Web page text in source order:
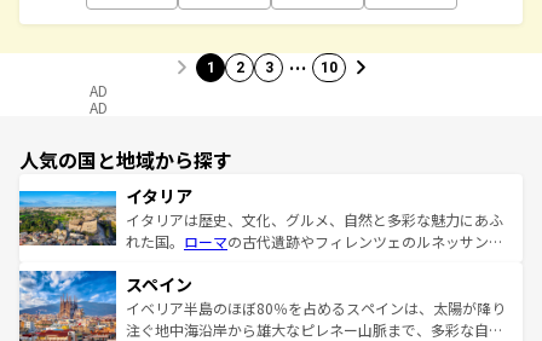
1 2 3 … 10
AD
AD
人気の国と地域から探す
イタリア
イタリアは歴史、文化、グルメ、自然と多彩な魅力にあふ
れた国。 ローマの古代遺跡やフィレンツェのルネッサンス
ろん、トスカーナの美しい田園風景やアマルフィ海岸の絶
景など、自然景観も見逃せない。観光の合間には、本場の
ピザやパスタなど、絶品のイタリア料理を堪能することも
スペイン
イベリア半島のほぼ80％を占めるスペインは、太陽が降り
注ぐ地中海沿岸から雄大なピレネー山脈まで、多彩な自然